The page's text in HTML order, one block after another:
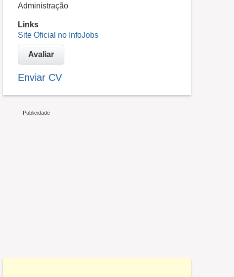
Administração
Links
Site Oficial no InfoJobs
Avaliar
Enviar CV